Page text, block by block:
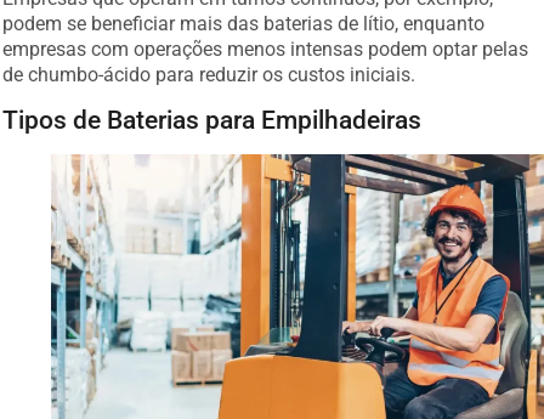
podem se beneficiar mais das baterias de lítio, enquanto
empresas com operações menos intensas podem optar pelas
de chumbo-ácido para reduzir os custos iniciais.
Tipos de Baterias para Empilhadeiras